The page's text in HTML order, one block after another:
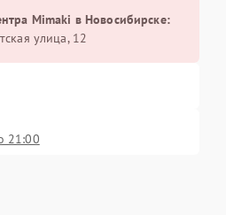
Mimaki в Новосибирске:
улица, 12
21:00